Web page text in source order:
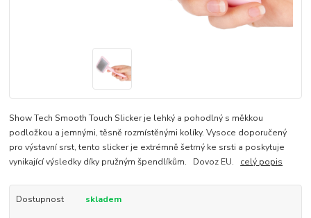
Show Tech Smooth Touch Slicker je lehký a pohodlný s měkkou
podložkou a jemnými, těsně rozmístěnými kolíky. Vysoce doporučený
pro výstavní srst, tento slicker je extrémně šetrný ke srsti a poskytuje
vynikající výsledky díky pružným špendlíkům. Dovoz EU. celý popis
Dostupnost skladem